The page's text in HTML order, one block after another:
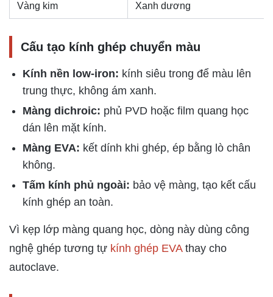
Vàng kim Xanh dương
Cấu tạo kính ghép chuyển màu
Kính nền low-iron: kính siêu trong để màu lên
trung thực, không ám xanh.
Màng dichroic: phủ PVD hoặc film quang học
dán lên mặt kính.
Màng EVA: kết dính khi ghép, ép bằng lò chân
không.
Tấm kính phủ ngoài: bảo vệ màng, tạo kết cấu
kính ghép an toàn.
Vì kẹp lớp màng quang học, dòng này dùng công
nghệ ghép tương tự kính ghép EVAthay cho
autoclave.